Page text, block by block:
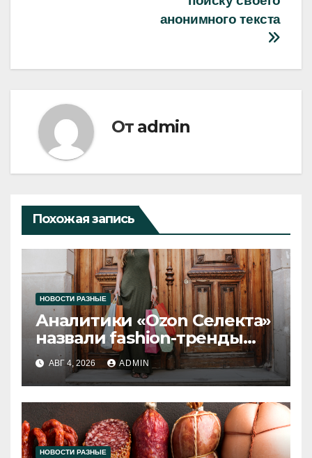
анонимного текста
От admin
Похожая запись
НОВОСТИ РАЗНЫЕ
Аналитики «Ozon Селекта»
назвали fashion-тренды
2026 года
АВГ 4, 2026 ADMIN
НОВОСТИ РАЗНЫЕ